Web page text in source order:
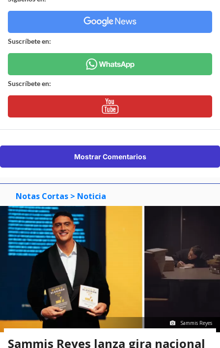
Suscríbete en:
Suscríbete en:
Mostrar Comentarios
Notas Cortas > Noticia
Sammis Reyes
Sammis Reyes lanza gira nacional